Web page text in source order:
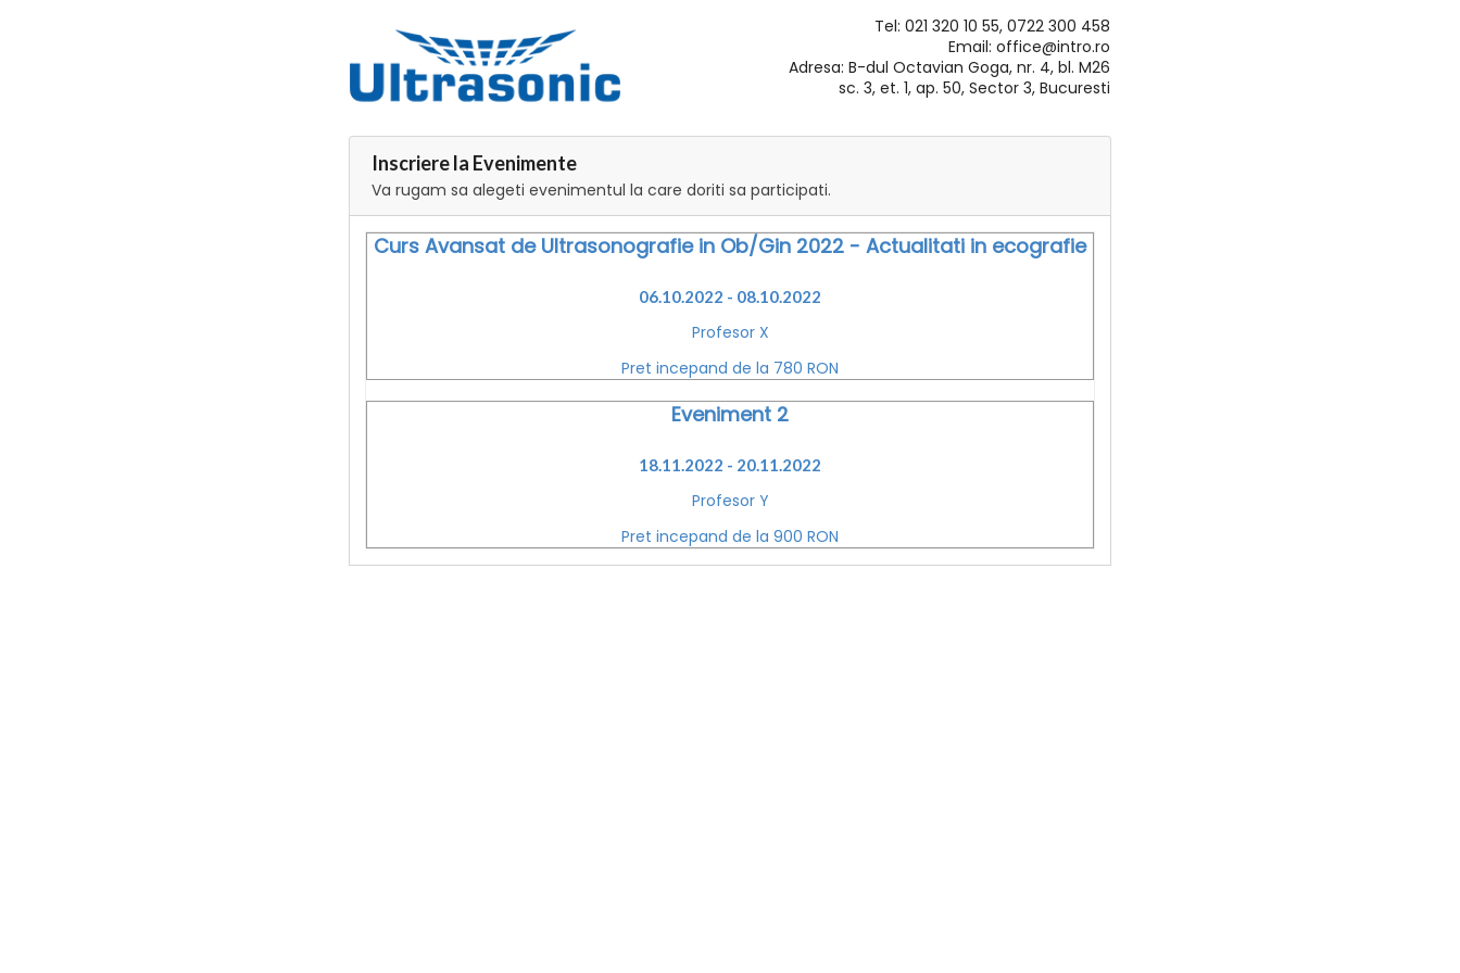
Tel: 021 320 10 55, 0722 300 458
Email: office@intro.ro
Adresa: B-dul Octavian Goga, nr. 4, bl. M26
sc. 3, et. 1, ap. 50, Sector 3, Bucuresti
Inscriere la Evenimente
Va rugam sa alegeti evenimentul la care doriti sa participati.
Curs Avansat de Ultrasonografie in Ob/Gin 2022 - Actualitati in ecografie
06.10.2022 - 08.10.2022
Profesor X
Pret incepand de la 780 RON
Eveniment 2
18.11.2022 - 20.11.2022
Profesor Y
Pret incepand de la 900 RON